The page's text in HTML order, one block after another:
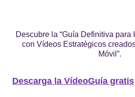
Descubre la “Guía Definitiva para
con Vídeos Estratégicos
Móvil”.
Descarga la VídeoGuía gratis